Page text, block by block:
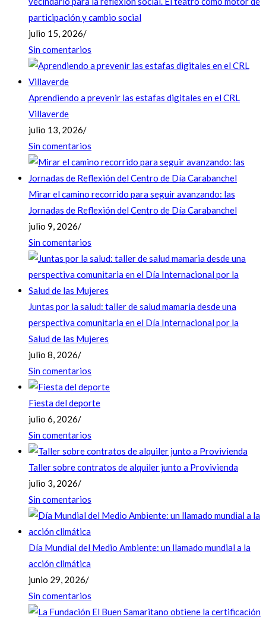
participación y cambio social
julio 15, 2026/
Sin comentarios
Aprendiendo a prevenir las estafas digitales en el CRL
Villaverde
julio 13, 2026/
Sin comentarios
Mirar el camino recorrido para seguir avanzando: las
Jornadas de Reflexión del Centro de Día Carabanchel
julio 9, 2026/
Sin comentarios
Juntas por la salud: taller de salud mamaria desde una
perspectiva comunitaria en el Día Internacional por la
Salud de las Mujeres
julio 8, 2026/
Sin comentarios
Fiesta del deporte
julio 6, 2026/
Sin comentarios
Taller sobre contratos de alquiler junto a Provivienda
julio 3, 2026/
Sin comentarios
Día Mundial del Medio Ambiente: un llamado mundial a la
acción climática
junio 29, 2026/
Sin comentarios